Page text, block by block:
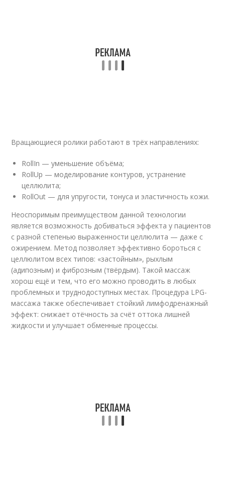
Вращающиеся ролики работают в трёх направлениях:
RollIn — уменьшение объёма;
RollUp — моделирование контуров, устранение
целлюлита;
RollOut — для упругости, тонуса и эластичность кожи.
Неоспоримым преимуществом данной технологии
является возможность добиваться эффекта у пациентов
с разной степенью выраженности целлюлита — даже с
ожирением. Метод позволяет эффективно бороться с
целлюлитом всех типов: «застойным», рыхлым
(адипозным) и фиброзным (твёрдым). Такой массаж
хорош ещё и тем, что его можно проводить в любых
проблемных и труднодоступных местах. Процедура LPG-
массажа также обеспечивает стойкий лимфодренажный
эффект: снижает отёчность за счёт оттока лишней
жидкости и улучшает обменные процессы.